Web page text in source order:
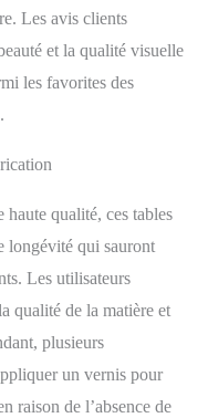
】 : La
table a un
hauteur de 36,5
diamètre de 40 cm
【Beaucoup
de
plateau, cette
basse ronde offre
d'espace de
les objets
dans le
Les avis clients
et la qualité visuelle
les favorites des
haute qualité, ces tables
longévité qui sauront
Les utilisateurs
qualité de la matière et
plusieurs
un vernis pour
raison de l’absence de